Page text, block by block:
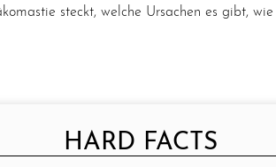
steckt, welche Ursachen es gibt,
HARD FACTS